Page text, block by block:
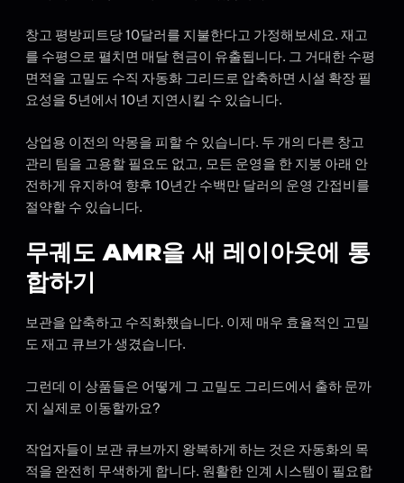
창고 평방피트당 10달러를 지불한다고 가정해보세요. 재고
를 수평으로 펼치면 매달 현금이 유출됩니다. 그 거대한 수평
면적을 고밀도 수직 자동화 그리드로 압축하면 시설 확장 필
요성을 5년에서 10년 지연시킬 수 있습니다.
상업용 이전의 악몽을 피할 수 있습니다. 두 개의 다른 창고
관리 팀을 고용할 필요도 없고, 모든 운영을 한 지붕 아래 안
전하게 유지하여 향후 10년간 수백만 달러의 운영 간접비를
절약할 수 있습니다.
무궤도 AMR을 새 레이아웃에 통
합하기
보관을 압축하고 수직화했습니다. 이제 매우 효율적인 고밀
도 재고 큐브가 생겼습니다.
그런데 이 상품들은 어떻게 그 고밀도 그리드에서 출하 문까
지 실제로 이동할까요?
작업자들이 보관 큐브까지 왕복하게 하는 것은 자동화의 목
적을 완전히 무색하게 합니다. 원활한 인계 시스템이 필요합